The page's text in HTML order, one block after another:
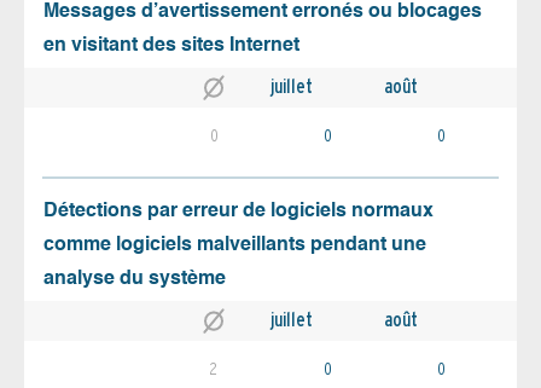
Messages d’avertissement erronés ou blocages
en visitant des sites Internet
juillet août
0 0 0
Détections par erreur de logiciels normaux
comme logiciels malveillants pendant une
analyse du système
juillet août
2 0 0